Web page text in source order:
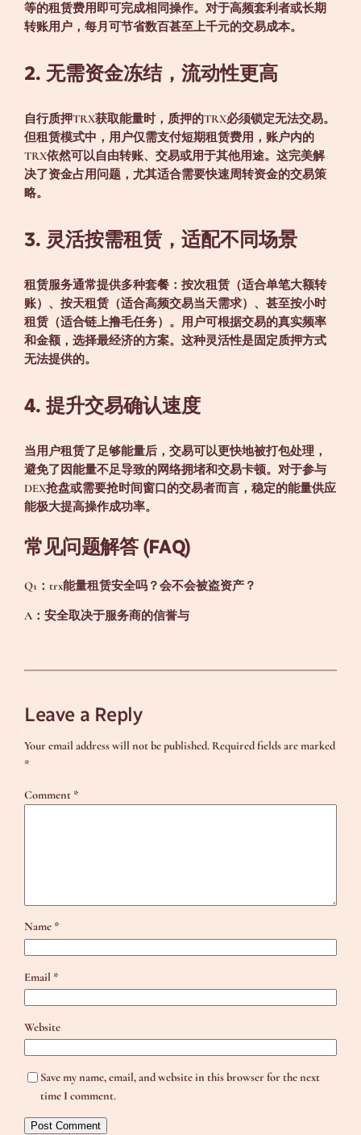
等的租赁费用即可完成相同操作。对于高频套利者或长期
转账用户，每月可节省数百甚至上千元的交易成本。
2. 无需资金冻结，流动性更高
自行质押TRX获取能量时，质押的TRX必须锁定无法交易。
但租赁模式中，用户仅需支付短期租赁费用，账户内的
TRX依然可以自由转账、交易或用于其他用途。这完美解
决了资金占用问题，尤其适合需要快速周转资金的交易策
略。
3. 灵活按需租赁，适配不同场景
租赁服务通常提供多种套餐：按次租赁（适合单笔大额转
账）、按天租赁（适合高频交易当天需求）、甚至按小时
租赁（适合链上撸毛任务）。用户可根据交易的真实频率
和金额，选择最经济的方案。这种灵活性是固定质押方式
无法提供的。
4. 提升交易确认速度
当用户租赁了足够能量后，交易可以更快地被打包处理，
避免了因能量不足导致的网络拥堵和交易卡顿。对于参与
DEX抢盘或需要抢时间窗口的交易者而言，稳定的能量供应
能极大提高操作成功率。
常见问题解答 (FAQ)
Q1：trx能量租赁安全吗？会不会被盗资产？
A：安全取决于服务商的信誉与
Leave a Reply
Your email address will not be published. Required fields are marked
*
Comment *
Name *
Email *
Website
Save my name, email, and website in this browser for the next
time I comment.